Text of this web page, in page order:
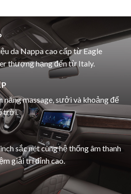
da Nappa cao cấp từ Eagle
thượng hạng đến từ Italy.
năng massage, sưởi và khoảng để
trời.
sắc nét cùng hệ thống âm thanh
giải trí đỉnh cao.